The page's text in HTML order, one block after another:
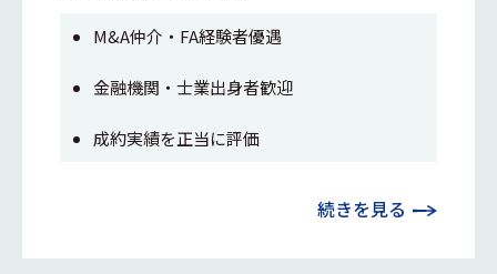
M&A仲介・FA経験者優遇
金融機関・士業出身者歓迎
成約実績を正当に評価
続きを見る